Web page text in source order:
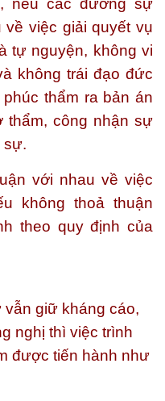
nếu các đương sự
việc giải quyết vụ
tự nguyện, không vi
không trái đạo đức
thẩm ra bản án
thẩm, công nhận sự
sự.
với nhau về việc
không thoả thuận
theo quy định của
giữ kháng cáo,
nghị thì việc trình
được tiến hành như